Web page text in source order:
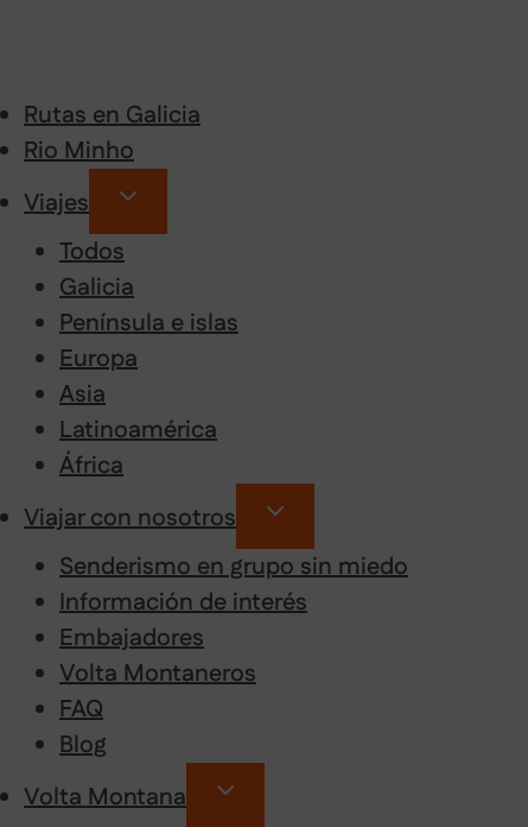
Rutas en Galicia
Rio Minho
Viajes
Todos
Galicia
Península e islas
Europa
Asia
Latinoamérica
África
Viajar con nosotros
Senderismo en grupo sin miedo
Información de interés
Embajadores
Volta Montaneros
FAQ
Blog
Volta Montana